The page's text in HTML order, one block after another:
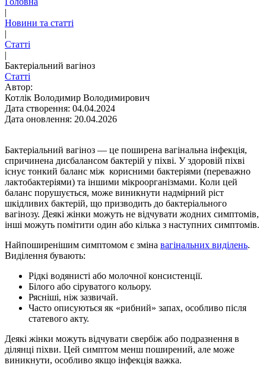
|
Новини та статті
|
Статті
|
Бактеріальний вагіноз
Статті
Автор:
Котлік Володимир Володимирович
Дата створення: 04.04.2024
Дата оновлення: 20.04.2026
Бактеріальний вагіноз — це поширена вагінальна інфекція,
спричинена дисбалансом бактерій у піхві. У здоровій піхві
існує тонкий баланс між корисними бактеріями (переважно
лактобактеріями) та іншими мікроорганізмами. Коли цей
баланс порушується, може виникнути надмірний ріст
шкідливих бактерій, що призводить до бактеріального
вагінозу. Деякі жінки можуть не відчувати жодних симптомів,
інші можуть помітити один або кілька з наступних симптомів.
Найпоширенішим симптомом є зміна вагінальних виділень.
Виділення бувають:
Рідкі водянисті або молочної консистенції.
Білого або сіруватого кольору.
Рясніші, ніж зазвичай.
Часто описуються як «рибний» запах, особливо після
статевого акту.
Деякі жінки можуть відчувати свербіж або подразнення в
ділянці піхви. Цей симптом менш поширений, але може
виникнути, особливо якщо інфекція важка.